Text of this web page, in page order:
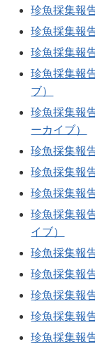
珍魚採集報
珍魚採集報
珍魚採集報
珍魚採集報
ブ）
珍魚採集報
ーカイブ）
珍魚採集報
珍魚採集報
珍魚採集報
珍魚採集報
イブ）
珍魚採集報
珍魚採集報
珍魚採集報
珍魚採集報
珍魚採集報